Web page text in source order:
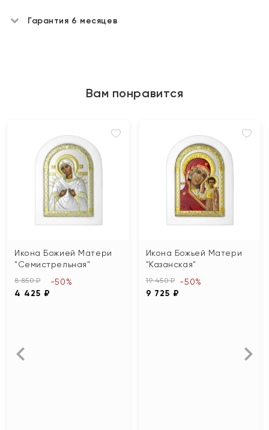
Гарантия 6 месяцев
Вам понравится
Икона Божией Матери
"Семистрельная"
8 850 ₽
4 425 ₽
-50%
Икона Божьей Матери
"Казанская"
19 450 ₽
9 725 ₽
-50%